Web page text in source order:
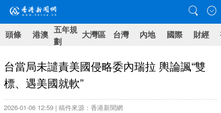
頭條 港澳 五年規
劃
大灣區 台灣 內地 國際 財經
台當局未譴責美國侵略委內瑞拉 輿論諷“雙
標、遇美國就軟”
2026-01-06 12:59 | 稿件來源：香港新聞網